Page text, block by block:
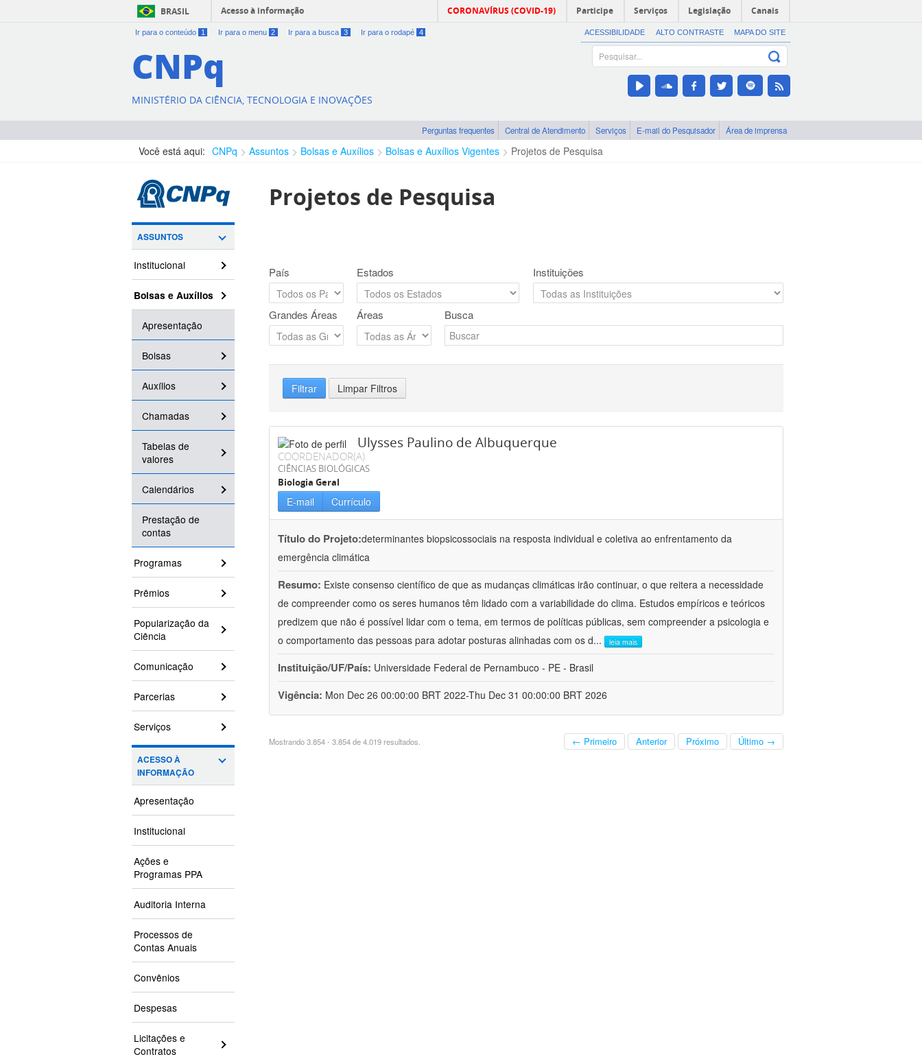
BRASIL Acesso à informação CORONAVÍRUS (COVID-19) Participe Serviços Legislação Canais
Ir para o conteúdo 1 Ir para o menu 2 Ir para a busca 3 Ir para o rodapé 4 ACESSIBILIDADE ALTO CONTRASTE MAPA DO SITE
CNPq
MINISTÉRIO DA CIÊNCIA, TECNOLOGIA E INOVAÇÕES
Perguntas frequentes Central de Atendimento Serviços E-mail do Pesquisador Área de imprensa
Você está aqui: CNPq Assuntos Bolsas e Auxílios Bolsas e Auxílios Vigentes Projetos de Pesquisa
ASSUNTOS
Institucional
Bolsas e Auxílios
Apresentação
Bolsas
Auxílios
Chamadas
Tabelas de
valores
Calendários
Prestação de
contas
Programas
Prêmios
Popularização da
Ciência
Comunicação
Parcerias
Serviços
ACESSO À
INFORMAÇÃO
Apresentação
Institucional
Ações e
Programas PPA
Auditoria Interna
Processos de
Contas Anuais
Convênios
Despesas
Licitações e
Contratos
Projetos de Pesquisa
País Estados Instituições
Grandes Áreas Áreas Busca
Filtrar Limpar Filtros
Ulysses Paulino de Albuquerque
COORDENADOR(A)
CIÊNCIAS BIOLÓGICAS
Biologia Geral
E-mail Currículo
Título do Projeto:determinantes biopsicossociais na resposta individual e coletiva ao enfrentamento da
emergência climática
Resumo: Existe consenso científico de que as mudanças climáticas irão continuar, o que reitera a necessidade
de compreender como os seres humanos têm lidado com a variabilidade do clima. Estudos empíricos e teóricos
predizem que não é possível lidar com o tema, em termos de políticas públicas, sem compreender a psicologia e
o comportamento das pessoas para adotar posturas alinhadas com os d... leia mais
Instituição/UF/País: Universidade Federal de Pernambuco - PE - Brasil
Vigência: Mon Dec 26 00:00:00 BRT 2022-Thu Dec 31 00:00:00 BRT 2026
Mostrando 3.854 - 3.854 de 4.019 resultados. ← Primeiro Anterior Próximo Último →